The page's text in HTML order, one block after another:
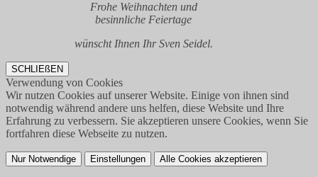
Frohe Weihnachten und
besinnliche Feiertage
wünscht Ihnen Ihr Sven Seidel.
SCHLIEßEN
Verwendung von Cookies
Wir nutzen Cookies auf unserer Website. Einige von ihnen sind
notwendig während andere uns helfen, diese Website und Ihre
Erfahrung zu verbessern. Sie akzeptieren unsere Cookies, wenn Sie
fortfahren diese Webseite zu nutzen.
Nur Notwendige Einstellungen Alle Cookies akzeptieren